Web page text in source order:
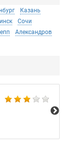
Казань
Сочи
Александров